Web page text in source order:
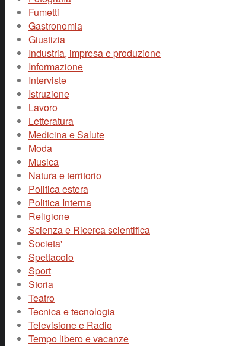
Fumetti
Gastronomia
Giustizia
Industria, impresa e produzione
Informazione
Interviste
Istruzione
Lavoro
Letteratura
Medicina e Salute
Moda
Musica
Natura e territorio
Politica estera
Politica Interna
Religione
Scienza e Ricerca scientifica
Societa'
Spettacolo
Sport
Storia
Teatro
Tecnica e tecnologia
Televisione e Radio
Tempo libero e vacanze